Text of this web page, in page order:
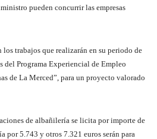
pueden concurrir las empresas
los trabajos que realizarán en su periodo de
del Programa Experiencial de Empleo
de La Merced”, para un proyecto valorado
de albañilería se licita por importe de
por 5.743 y otros 7.321 euros serán para